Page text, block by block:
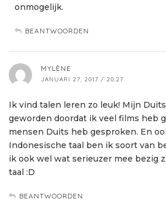
onmogelijk.
BEANTWOORDEN
MYLÈNE
JANUARI 27, 2017 / 20:27
Ik vind talen leren zo leuk! Mijn
geworden doordat ik veel films heb
mensen Duits heb gesproken. En
Indonesische taal ben ik soort van
ik ook wel wat serieuzer mee bezig
taal :D
BEANTWOORDEN